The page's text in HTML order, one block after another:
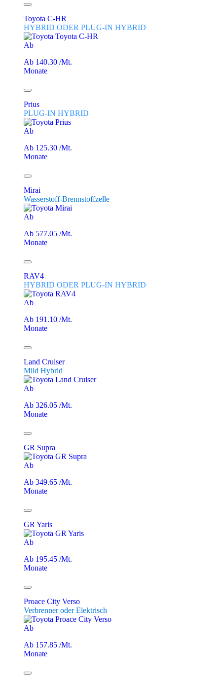
Toyota C-HR
HYBRID ODER PLUG-IN HYBRID
Ab
Ab 140.30 /Mt.
Monate
Prius
PLUG-IN HYBRID
Ab
Ab 125.30 /Mt.
Monate
Mirai
Wasserstoff-Brennstoffzelle
Ab
Ab 577.05 /Mt.
Monate
RAV4
HYBRID ODER PLUG-IN HYBRID
Ab
Ab 191.10 /Mt.
Monate
Land Cruiser
Mild Hybrid
Ab
Ab 326.05 /Mt.
Monate
GR Supra
Ab
Ab 349.65 /Mt.
Monate
GR Yaris
Ab
Ab 195.45 /Mt.
Monate
Proace City Verso
Verbrenner oder Elektrisch
Ab
Ab 157.85 /Mt.
Monate